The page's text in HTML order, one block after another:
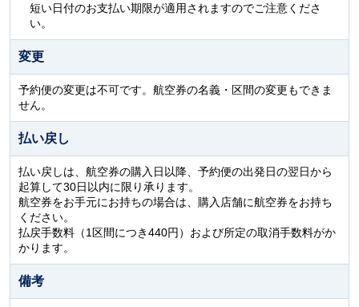
短い日付のお支払い期限が適用されますのでご注意くださ
い。
変更
予約便の変更は不可です。航空券の名義・区間の変更もできま
せん。
払い戻し
払い戻しは、航空券の購入日以降、予約便の出発日の翌日から
起算して30日以内に限り承ります。
航空券をお手元にお持ちの場合は、購入店舗に航空券をお持ち
ください。
払戻手数料（1区間につき440円）および所定の取消手数料がか
かります。
備考